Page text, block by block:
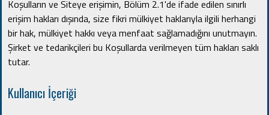
Koşulların ve Siteye erişimin, Bölüm 2.1'de ifade edilen sınırlı
erişim hakları dışında, size fikri mülkiyet haklarıyla ilgili herhangi
bir hak, mülkiyet hakkı veya menfaat sağlamadığını unutmayın.
Şirket ve tedarikçileri bu Koşullarda verilmeyen tüm hakları saklı
tutar.
Kullanıcı İçeriği